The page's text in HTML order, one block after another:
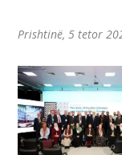
Prishtinë, 5 tetor